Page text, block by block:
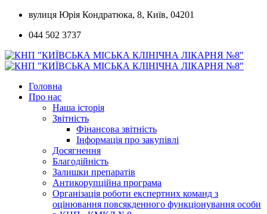
Skip
content
вулиця Юрія Кондратюка, 8, Київ, 04201
044 502 3737
Головна
Про нас
Наша історія
Звітність
Фінансова звітність
Інформація про закупівлі
Досягнення
Благодійність
Залишки препаратів
Антикорупційна програма
Організація роботи експертних команд з
оцінювання повсякденного функціонування особи